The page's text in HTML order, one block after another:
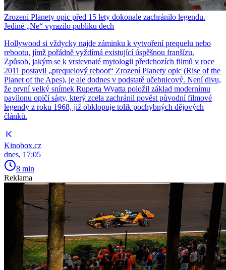
Zrození Planety opic před 15 lety dokonale zachránilo legendu.
Jediné „Ne“ vyrazilo publiku dech
Hollywood si vždycky najde záminku k vytvoření prequelu nebo
rebootu, jímž pořádně vyždímá existující úspěšnou franšízu.
Způsob, jakým se k vrstevnaté mytologii předchozích filmů v roce
2011 postavil „prequelový reboot“ Zrození Planety opic (Rise of the
Planet of the Apes), je ale dodnes v podstatě učebnicový. Není divu,
že první velký snímek Ruperta Wyatta položil základ modernímu
pavilonu opičí ságy, který zcela zachránil pověst původní filmové
legendy z roku 1968, již obklopuje tolik pochybných dějových
článků.
Kinobox.cz
dnes, 17:05
8 min
Reklama